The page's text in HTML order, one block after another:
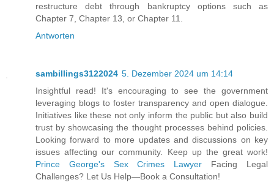
restructure debt through bankruptcy options such as
Chapter 7, Chapter 13, or Chapter 11.
Antworten
sambillings3122024 5. Dezember 2024 um 14:14
Insightful read! It's encouraging to see the government
leveraging blogs to foster transparency and open dialogue.
Initiatives like these not only inform the public but also build
trust by showcasing the thought processes behind policies.
Looking forward to more updates and discussions on key
issues affecting our community. Keep up the great work!
Prince George's Sex Crimes Lawyer Facing Legal
Challenges? Let Us Help—Book a Consultation!